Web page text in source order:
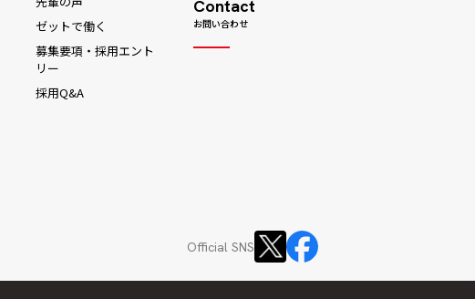
ゼットで働く
募集要項・採用エント
リー
採用Q&A
Contact
お問い合わせ
Official SNS